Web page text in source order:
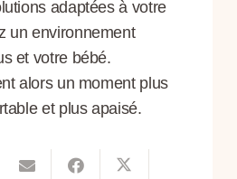
adaptées à votre
un environnement
et votre bébé.
alors un moment plus
et plus apaisé.